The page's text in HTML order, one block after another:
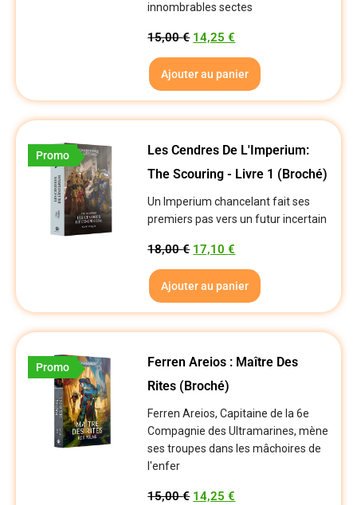
innombrables sectes
15,00€ 14,25€
Ajouter au panier
Promo
Les Cendres De L'Imperium:
The Scouring - Livre 1 (Broché)
Un Imperium chancelant fait ses
premiers pas vers un futur incertain
18,00€ 17,10€
Ajouter au panier
Promo
Ferren Areios : Maître Des
Rites (broché)
Ferren Areios, Capitaine de la 6e
Compagnie des Ultramarines, mène
ses troupes dans les mâchoires de
l'enfer
15,00€ 14,25€